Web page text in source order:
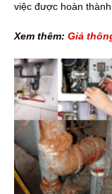
việc được hoàn thành.
Xem thêm: Giá